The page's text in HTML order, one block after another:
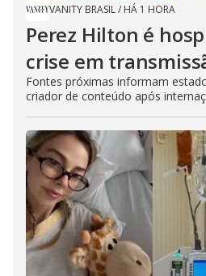
VANITY BRASIL/ HÁ 1 HORA
Perez Hilton é
crise em
Fontes próximas informam
criador de conteúdo após